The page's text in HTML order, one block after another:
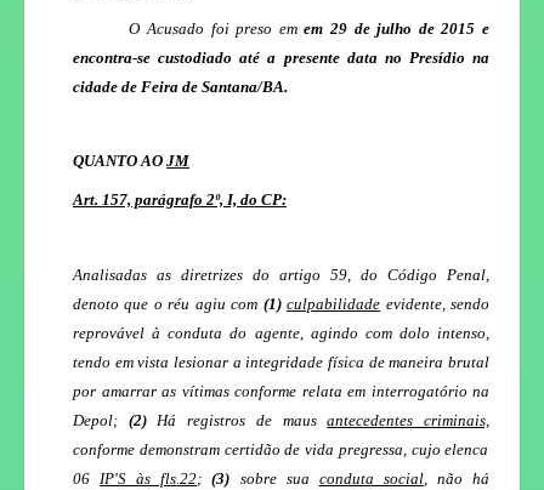
O Acusado foi preso emem 29 de julho de 2015 e
encontra-se custodiado até a presente data no Presídio na
cidade de Feira de Santana/BA.
QUANTO AO JM
Art. 157, parágrafo 2º, I, do CP:
Analisadas as diretrizes do artigo 59, do Código Penal,
denoto que o réu agiu com (1)culpabilidade evidente, sendo
reprovável à conduta do agente, agindo com dolo intenso,
tendo em vista lesionar a integridade física de maneira brutal
por amarrar as vítimas conforme relata em interrogatório na
Depol; (2)Há registros de mausantecedentes criminais,
conforme demonstram certidão de vida pregressa, cujo elenca
06IP'S às fls.22;(3) sobre sua conduta social, não há